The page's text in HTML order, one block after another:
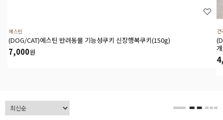
에스틴
(DOG/CAT)에스틴 반려동물 기능성쿠키 신장행복쿠키(150g)
7,000원
건